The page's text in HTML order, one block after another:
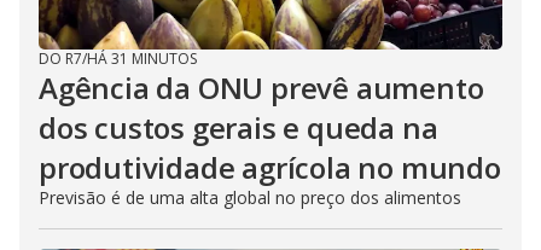
DO R7/HÁ 31 MINUTOS
Agência da ONU prevê aumento
dos custos gerais e queda na
produtividade agrícola no mundo
Previsão é de uma alta global no preço dos alimentos